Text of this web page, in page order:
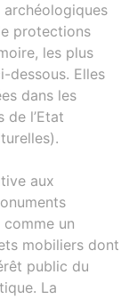
archéologiques
protections
les plus
dessous. Elles
dans les
de l’Etat
aux
un
mobiliers dont
public du
La